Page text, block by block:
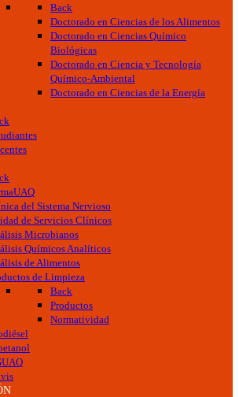
Back
Doctorado en Ciencias de los Alimentos
Doctorado en Ciencias Químico
Biológicas
Doctorado en Ciencia y Tecnología
Químico-Ambiental
Doctorado en Ciencias de la Energía
del Sistema Nervioso
de Servicios Clínicos
Microbianos
Químicos Analíticos
de Alimentos
de Limpieza
Back
Productos
Normatividad